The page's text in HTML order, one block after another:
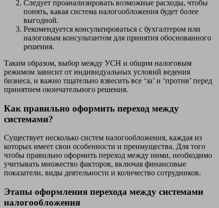
Следует проанализировать возможные расходы, чтобы
понять, какая система налогообложения будет более
выгодной.
Рекомендуется консультироваться с бухгалтером или
налоговым консультантом для принятия обоснованного
решения.
Таким образом, выбор между УСН и общим налоговым
режимом зависит от индивидуальных условий ведения
бизнеса, и важно тщательно взвесить все ‘за’ и ‘против’ перед
принятием окончательного решения.
Как правильно оформить переход между
системами?
Существует несколько систем налогообложения, каждая из
которых имеет свои особенности и преимущества. Для того
чтобы правильно оформить переход между ними, необходимо
учитывать множество факторов, включая финансовые
показатели, виды деятельности и количество сотрудников.
Этапы оформления перехода между системами
налогообложения